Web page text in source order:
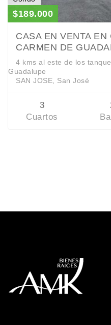
$189.000
CASA EN VENTA
CARMEN DE
4 kms al este de los
Guadalupe
SAN JOSE, San José
3
Cuartos